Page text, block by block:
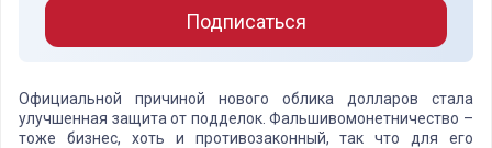
Подписаться
Официальной причиной нового облика долларов стала
улучшенная защита от подделок. Фальшивомонетничество –
тоже бизнес, хоть и противозаконный, так что для его